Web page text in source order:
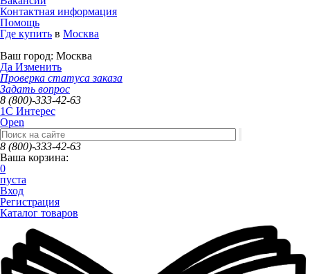
Контактная информация
Помощь
Где купить в Москва
Ваш город: Москва
Да Изменить
Проверка статуса заказа
Задать вопрос
8 (800)-333-42-63
1C Интерес
Open
8 (800)-333-42-63
Ваша корзина:
0
пуста
Вход
Регистрация
Каталог товаров